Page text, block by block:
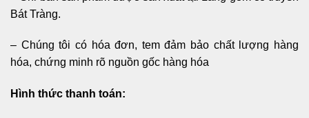
Bát Tràng.
– Chúng tôi có hóa đơn, tem đảm bảo chất lượng hàng
hóa, chứng minh rõ nguồn gốc hàng hóa
Hình thức thanh toán: